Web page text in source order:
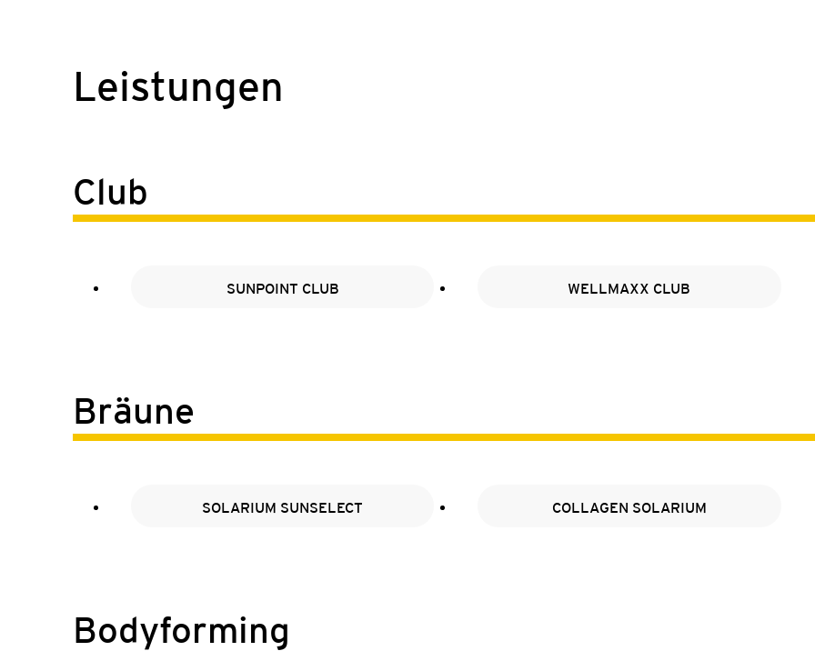
Leistungen
Club
SUNPOINT CLUB WELLMAXX CLUB
Bräune
SOLARIUM SUNSELECT COLLAGEN SOLARIUM
Bodyforming